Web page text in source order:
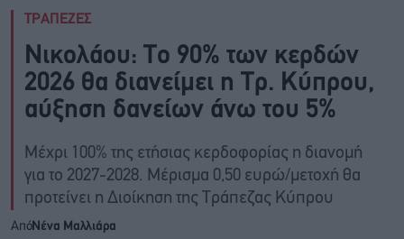
ΤΡΑΠΕΖΕΣ
Νικολάου: Το 90% των κερδών
2026 θα διανείμει η Τρ. Κύπρου,
αύξηση δανείων άνω του 5%
Μέχρι 100% της ετήσιας κερδοφορίας η διανομή
για το 2027-2028. Μέρισμα 0,50 ευρώ/μετοχή θα
προτείνει η Διοίκηση της Τράπεζας Κύπρου
ΑπόΝένα Μαλλιάρα